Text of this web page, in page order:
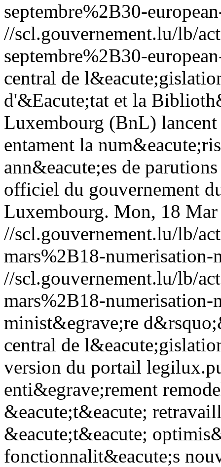
septembre%2B30-
//scl.gouvernement.lu/lb/
septembre%2B30-
central de
d'&Eacute;tat et la
Luxembourg (BnL)
entament la
ann&eacute;es de
officiel du gouvernement
Luxembourg. Mon, 18
//scl.gouvernement.lu/lb/
mars%2B18-
//scl.gouvernement.lu/lb/
mars%2B18-
minist&egrave;re
central de
version du portail
enti&egrave;rement
&eacute;t&eacute;
&eacute;t&eacute;
fonctionnalit&eacute;s